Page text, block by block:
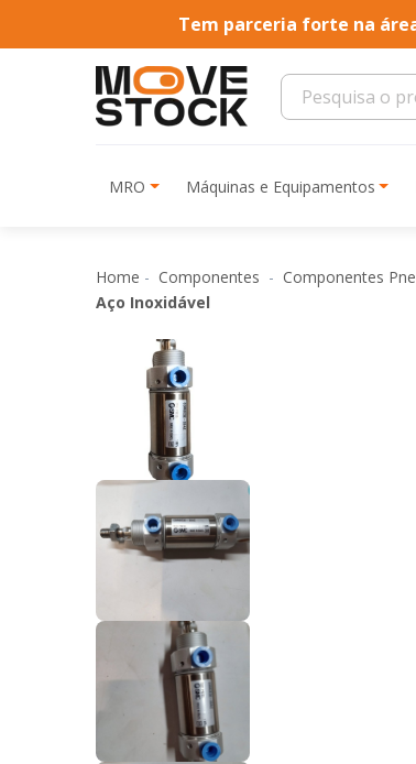
Tem parceria forte na
MRO Máquinas e Equipamentos
Home Componentes Componentes
Aço Inoxidável